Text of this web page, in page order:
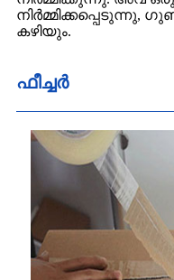
നിർമ്മിക്കപ്പെടുന്നു,
കഴിയും.
ഫീച്ചർ